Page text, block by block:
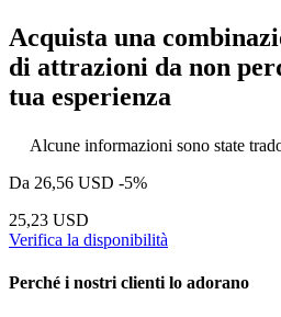
Acquista una
di attrazioni da non
tua esperienza
Alcune informazioni sono state
Da 26,56 USD -5%
25,23 USD
Verifica la disponibilità
Perché i nostri clienti lo adorano